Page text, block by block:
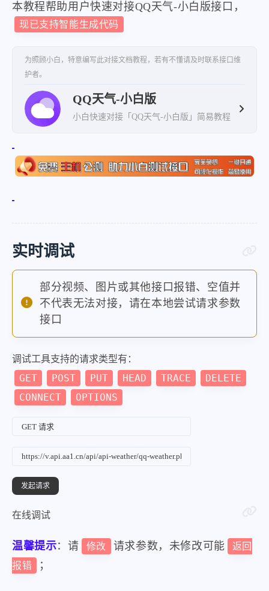
本教程帮助用户快速对接QQ天气-小白版接口，
现已支持智能生成代码
为照顾小白，特意编写此对接文档教程，若有不懂请及时联系接口维
护者。
QQ天气-小白版
小白快速对接「QQ天气-小白版」简易教程
实时调试
部分视频、图片或其他接口报错、空值并
不代表无法对接，请在本地尝试请求参数
接口
调试工具支持的请求类型有：
GET POST PUT HEAD TRACE
DELETE
CONNECT
OPTIONS
在线调试
温馨提示：请 修改 请求参数，未修改可能
返回
报错
；